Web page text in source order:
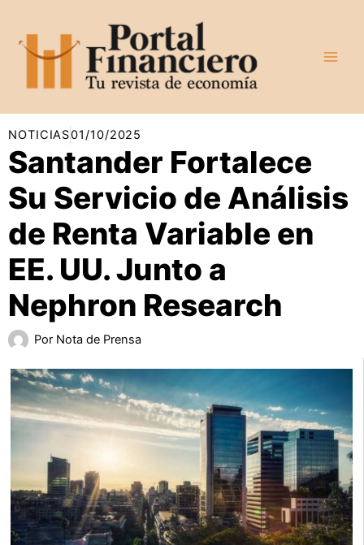
contenido
NOTICIAS01/10/2025
Santander Fortalece
Su Servicio de Análisis
de Renta Variable en
EE. UU. Junto a
Nephron Research
Por Nota de Prensa